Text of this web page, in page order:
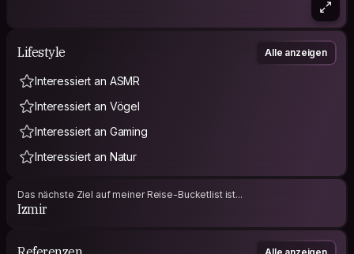
Lifestyle Alle anzeigen
Interessiert an ASMR
Interessiert an Vögel
Interessiert an Gaming
Interessiert an Natur
Das nächste Ziel auf meiner Reise-Bucketlist ist...
Izmir